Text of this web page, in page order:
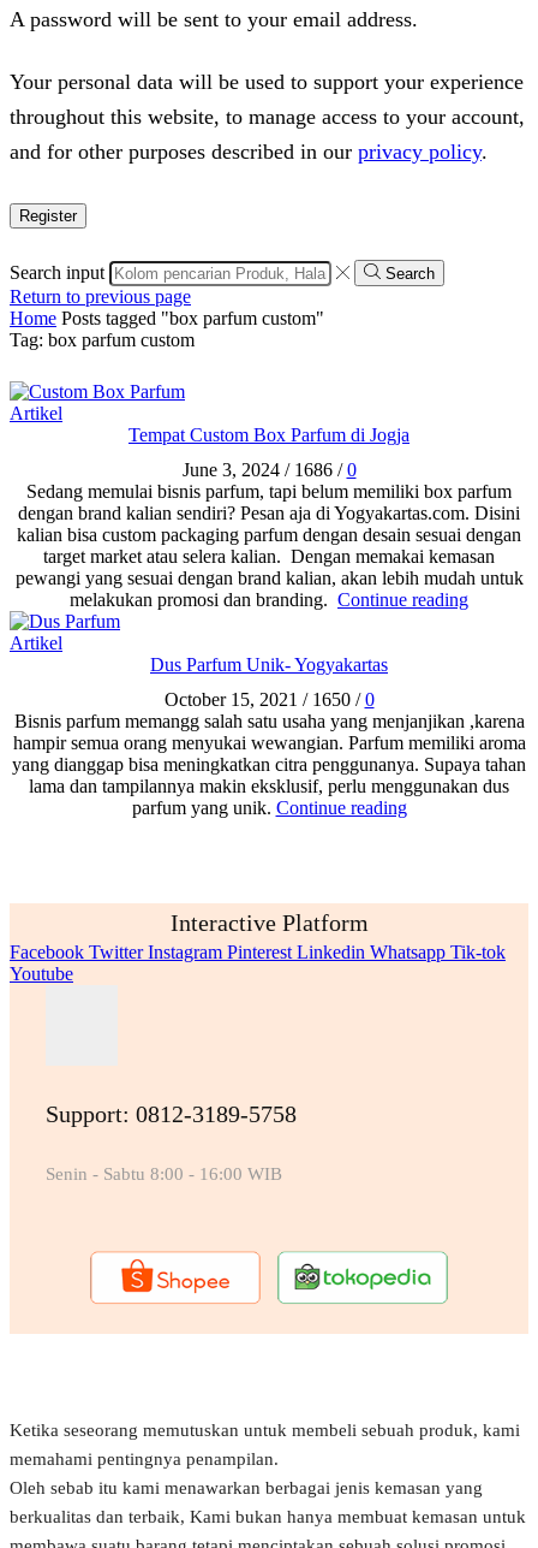
A password will be sent to your email address.
Your personal data will be used to support your experience
throughout this website, to manage access to your account,
and for other purposes described in our privacy policy.
Register
Search input Search
Return to previous page
Home Posts tagged "box parfum custom"
Tag: box parfum custom
Artikel
Tempat Custom Box Parfum di Jogja
June 3, 2024 / 1686 / 0
Sedang memulai bisnis parfum, tapi belum memiliki box parfum
dengan brand kalian sendiri? Pesan aja di Yogyakartas.com. Disini
kalian bisa custom packaging parfum dengan desain sesuai dengan
target market atau selera kalian. Dengan memakai kemasan
pewangi yang sesuai dengan brand kalian, akan lebih mudah untuk
melakukan promosi dan branding. Continue reading
Artikel
Dus Parfum Unik- Yogyakartas
October 15, 2021 / 1650 / 0
Bisnis parfum memangg salah satu usaha yang menjanjikan ,karena
hampir semua orang menyukai wewangian. Parfum memiliki aroma
yang dianggap bisa meningkatkan citra penggunanya. Supaya tahan
lama dan tampilannya makin eksklusif, perlu menggunakan dus
parfum yang unik. Continue reading
Interactive Platform
Facebook Twitter Instagram Pinterest Linkedin Whatsapp Tik-tok
Youtube
Support: 0812-3189-5758
Senin - Sabtu 8:00 - 16:00 WIB
Ketika seseorang memutuskan untuk membeli sebuah produk, kami
memahami pentingnya penampilan.
Oleh sebab itu kami menawarkan berbagai jenis kemasan yang
berkualitas dan terbaik, Kami bukan hanya membuat kemasan untuk